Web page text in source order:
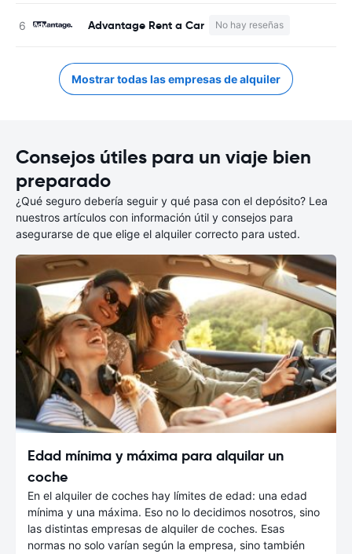
Advantage Rent a Car No hay reseñas
Mostrar todas las empresas de alquiler
Consejos útiles para un viaje bien
preparado
¿Qué seguro debería seguir y qué pasa con el depósito? Lea
nuestros artículos con información útil y consejos para
asegurarse de que elige el alquiler correcto para usted.
Edad mínima y máxima para alquilar un
coche
En el alquiler de coches hay límites de edad: una edad
mínima y una máxima. Eso no lo decidimos nosotros, sino
las distintas empresas de alquiler de coches. Esas
normas no solo varían según la empresa, sino también